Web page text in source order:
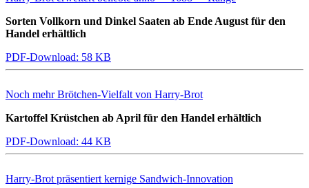
Sorten Vollkorn und Dinkel Saaten ab Ende August für den
Handel erhältlich
PDF-Download: 58 KB
Noch mehr Brötchen-Vielfalt von Harry-Brot
Kartoffel Krüstchen ab April für den Handel erhältlich
PDF-Download: 44 KB
Harry-Brot präsentiert kernige Sandwich-Innovation